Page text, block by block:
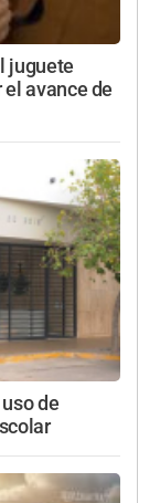
juguete
el avance de
de